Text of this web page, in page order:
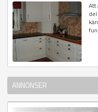
Att
ANNONSER